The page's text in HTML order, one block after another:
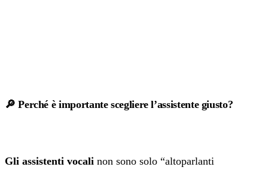
🔎 Perché è importante scegliere l’assistente giusto?
Gli assistenti vocali non sono solo “altoparlanti